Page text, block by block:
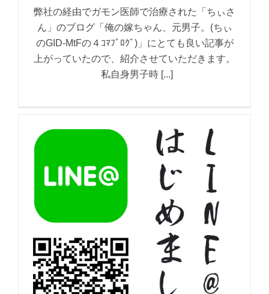
弊社の経由でガモン医師で治療された「ちぃさ
ん」のブログ「俺の嫁ちゃん、元男子。(ちぃ
のGID-MtFの４ｺﾏﾌﾞﾛｸﾞ)」にとても良い記事が
上がっていたので、紹介させていただきます。
私自身男子時 [...]